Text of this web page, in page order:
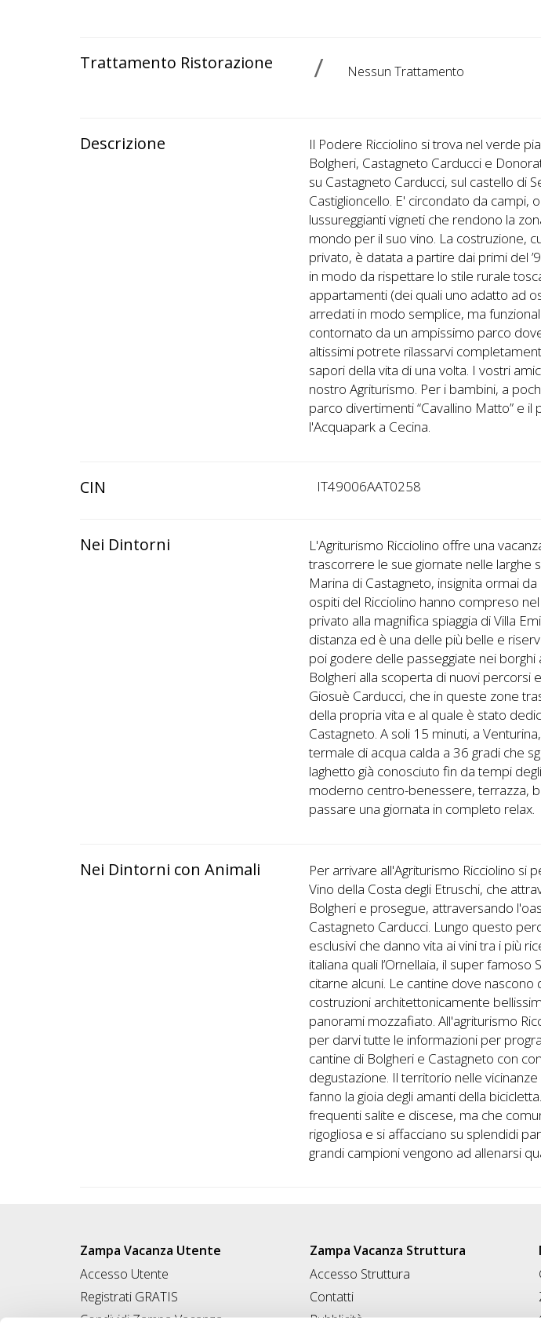
Trattamento Ristorazione Nessun Trattamento
Descrizione
Il Podere Ricciolino si trova nel verde
Bolgheri, Castagneto Carducci e
su Castagneto Carducci, sul castello di
Castiglioncello. E' circondato da campi,
lussureggianti vigneti che rendono la
mondo per il suo vino. La costruzione,
privato, è datata a partire dai primi del
in modo da rispettare lo stile rurale
appartamenti (dei quali uno adatto ad
arredati in modo semplice, ma
contornato da un ampissimo parco
altissimi potrete rilassarvi
sapori della vita di una volta. I vostri
nostro Agriturismo. Per i bambini, a
parco divertimenti “Cavallino Matto” e il
l'Acquapark a Cecina.
CIN IT49006AAT0258
Nei Dintorni
L'Agriturismo Ricciolino offre una
trascorrere le sue giornate nelle larghe
Marina di Castagneto, insignita ormai
ospiti del Ricciolino hanno compreso
privato alla magnifica spiaggia di Villa
distanza ed è una delle più belle e
poi godere delle passeggiate nei
Bolgheri alla scoperta di nuovi percorsi
Giosuè Carducci, che in queste zone
della propria vita e al quale è stato
Castagneto. A soli 15 minuti, a
termale di acqua calda a 36 gradi che
laghetto già conosciuto fin da tempi
moderno centro-benessere, terrazza,
passare una giornata in completo relax.
Nei Dintorni con Animali
Per arrivare all'Agriturismo Ricciolino si
Vino della Costa degli Etruschi, che
Bolgheri e prosegue, attraversando
Castagneto Carducci. Lungo questo
esclusivi che danno vita ai vini tra i più
italiana quali l’Ornellaia, il super famoso
citarne alcuni. Le cantine dove
costruzioni architettonicamente
panorami mozzafiato. All'agriturismo
per darvi tutte le informazioni per
cantine di Bolgheri e Castagneto con
degustazione. Il territorio nelle
fanno la gioia degli amanti della
frequenti salite e discese, ma che
rigogliosa e si affacciano su splendidi
grandi campioni vengono ad allenarsi
Zampa Vacanza Utente
Accesso Utente
Registrati GRATIS
Condividi Zampa Vacanza
Zampa Vacanza Struttura
Accesso Struttura
Contatti
Pubblicità